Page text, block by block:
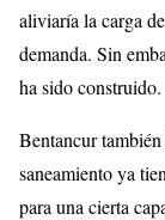
aliviaría la carga
demanda. Sin
ha sido construido.
Bentancur
saneamiento ya
para una cierta